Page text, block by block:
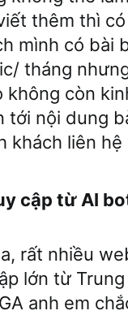
thêm thì
mình có bài
tháng
không còn
tới nội dung
khách liên hệ
cập từ AI
rất nhiều
lớn từ
anh em